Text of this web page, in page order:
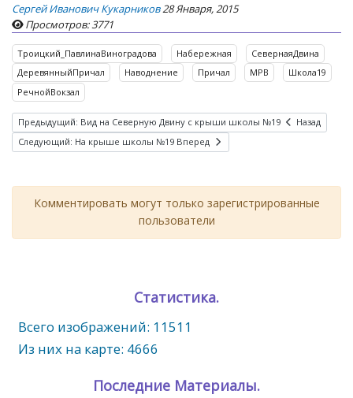
Сергей Иванович Кукарников28 Января, 2015
Просмотров: 3771
Троицкий_ПавлинаВиноградова Набережная
СевернаяДвина
ДеревянныйПричал
Наводнение Причал МРВ
Школа19
РечнойВокзал
Предыдущий: Вид на Северную Двину с крыши школы №19
Назад
Следующий: На крыше школы №19 Вперед
Комментировать могут только зарегистрированные
пользователи
Статистика.
Всего изображений: 11511
Из них на карте: 4666
Последние Материалы.